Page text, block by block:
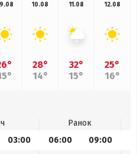
10.08
28°
14°
11.08
32°
15°
12.08
25°
16°
Ранок
03:00 06:00 09:00